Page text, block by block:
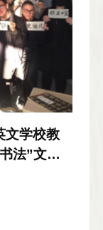
文学校教
法”文化